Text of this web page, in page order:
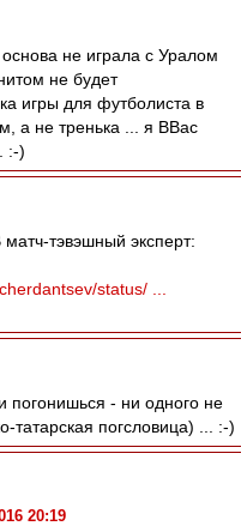
основа не играла с Уралом
не будет
игры для футболиста в
а не тренька ... я ВВас
:-)
тэвэшный эксперт:
status/ ...
погонишься - ни одного не
татарская погсловица) ... :-)
20:19